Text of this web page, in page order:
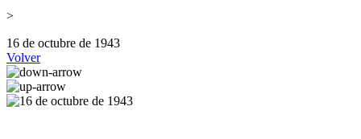
>
16 de octubre de 1943
Volver